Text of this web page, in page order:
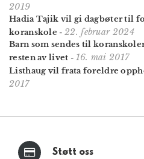
2019
Hadia Tajik vil gi dag­bøter til
koranskole -22. februar 2024
Barn som sendes til
resten av livet - 16. mai 2017
Listhaug vil frata foreldre
2017
Støtt oss